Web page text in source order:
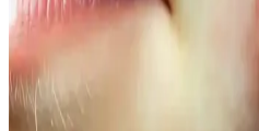
Vegan göz altı kremleri, doğal
sağlığını destekler, çevresel
çevresine uygun bakım sağlar.
Doğal Ağız Bakım
Sağlıklı Diş ve Diş Eti